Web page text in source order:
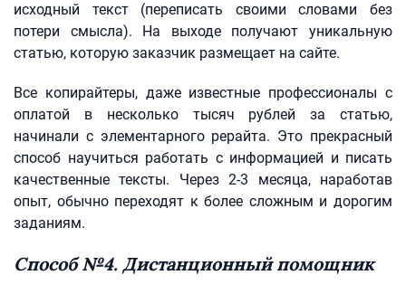
исходный текст (переписать своими словами без
потери смысла). На выходе получают уникальную
статью, которую заказчик размещает на сайте.
Все копирайтеры, даже известные профессионалы с
оплатой в несколько тысяч рублей за статью,
начинали с элементарного рерайта. Это прекрасный
способ научиться работать с информацией и писать
качественные тексты. Через 2-3 месяца, наработав
опыт, обычно переходят к более сложным и дорогим
заданиям.
Способ №4. Дистанционный помощник